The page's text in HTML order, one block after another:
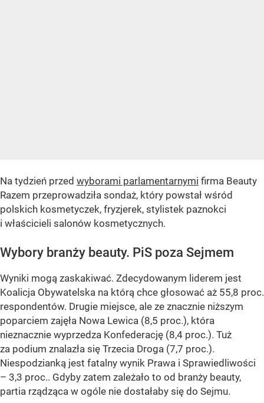
Na tydzień przed wyborami parlamentarnymi firma Beauty
Razem przeprowadziła sondaż, który powstał wśród
polskich kosmetyczek, fryzjerek, stylistek paznokci
i właścicieli salonów kosmetycznych.
Wybory branży beauty. PiS poza Sejmem
Wyniki mogą zaskakiwać. Zdecydowanym liderem jest
Koalicja Obywatelska na którą chce głosować aż 55,8 proc.
respondentów. Drugie miejsce, ale ze znacznie niższym
poparciem zajęła Nowa Lewica (8,5 proc.), która
nieznacznie wyprzedza Konfederację (8,4 proc.). Tuż
za podium znalazła się Trzecia Droga (7,7 proc.).
Niespodzianką jest fatalny wynik Prawa i Sprawiedliwości
– 3,3 proc.. Gdyby zatem zależało to od branży beauty,
partia rządząca w ogóle nie dostałaby się do Sejmu.